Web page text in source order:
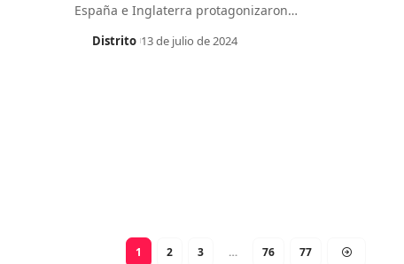
España e Inglaterra protagonizaron…
Distrito 13 de julio de 2024
1 2 3 … 76 77